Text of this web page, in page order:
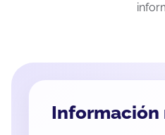
Información